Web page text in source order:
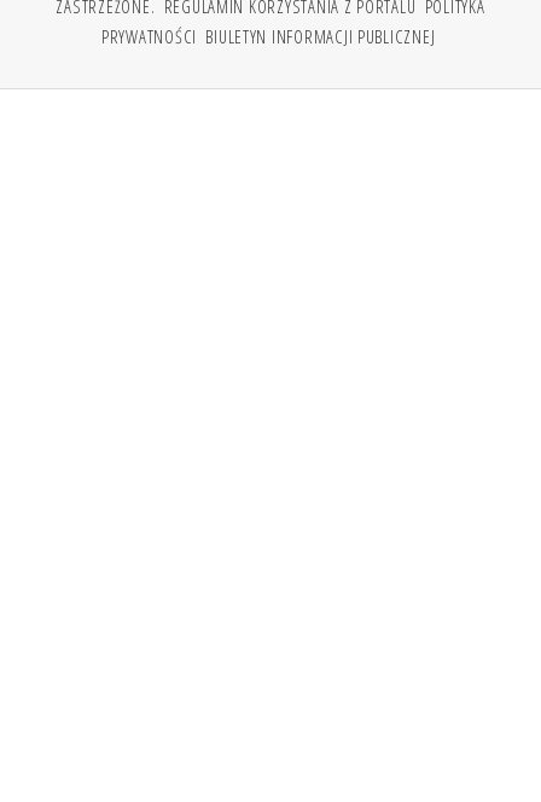
ZASTRZEŻONE. REGULAMIN KORZYSTANIA Z PORTALU POLITYKA
PRYWATNOŚCI BIULETYN INFORMACJI PUBLICZNEJ